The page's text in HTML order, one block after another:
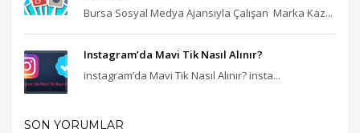
Bursa Sosyal Medya Ajansıyla Çalışan Marka Kaz...
Instagram’da Mavi Tik Nasıl Alınır?
instagram’da Mavi Tik Nasıl Alınır? insta...
SON YORUMLAR